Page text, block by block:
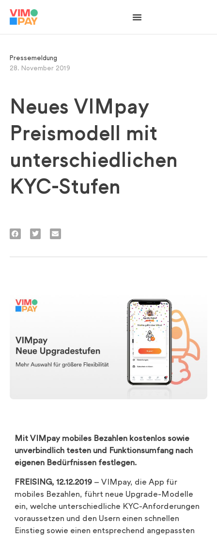
Pressemeldung
28. November 2019
Neues VIMpay
Preismodell mit
unterschiedlichen
KYC-Stufen
Mit VIMpay mobiles Bezahlen kostenlos sowie
unverbindlich testen und Funktionsumfang nach
eigenen Bedürfnissen festlegen.
FREISING, 12.12.2019 – VIMpay, die App für
mobiles Bezahlen, führt neue Upgrade-Modelle
ein, welche unterschiedliche KYC-Anforderungen
voraussetzen und den Usern einen schnellen
Einstieg sowie einen entsprechend angepassten